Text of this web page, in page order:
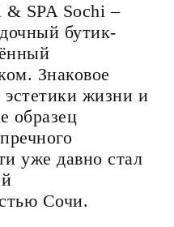
SPA Sochi –
бутик-
Знаковое
жизни и
образец
уже давно стал
Сочи.